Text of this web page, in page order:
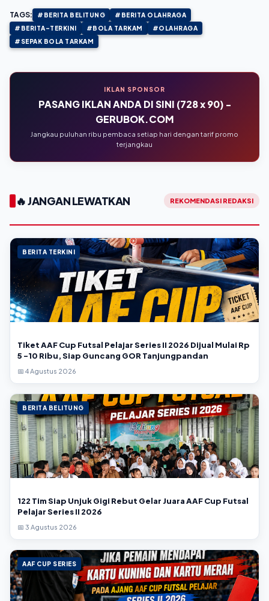
TAGS: #BERITA BELITUNG
#BERITA OLAHRAGA
#BERITA-TERKINI
#BOLA TARKAM
#OLAHRAGA
#SEPAK BOLA TARKAM
IKLAN SPONSOR
PASANG IKLAN ANDA DI SINI (728 x 90) -
GERUBOK.COM
Jangkau puluhan ribu pembaca setiap hari dengan tarif promo
terjangkau
🔥 JANGAN LEWATKAN REKOMENDASI REDAKSI
BERITA TERKINI
Tiket AAF Cup Futsal Pelajar Series II 2026 Dijual Mulai Rp
5 -10 Ribu, Siap Guncang GOR Tanjungpandan
📅 4 Agustus 2026
BERITA BELITUNG
122 Tim Siap Unjuk Gigi Rebut Gelar Juara AAF Cup Futsal
Pelajar Series II 2026
📅 3 Agustus 2026
AAF CUP SERIES